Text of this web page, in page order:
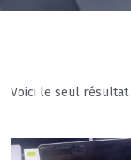
Voici le seul résultat